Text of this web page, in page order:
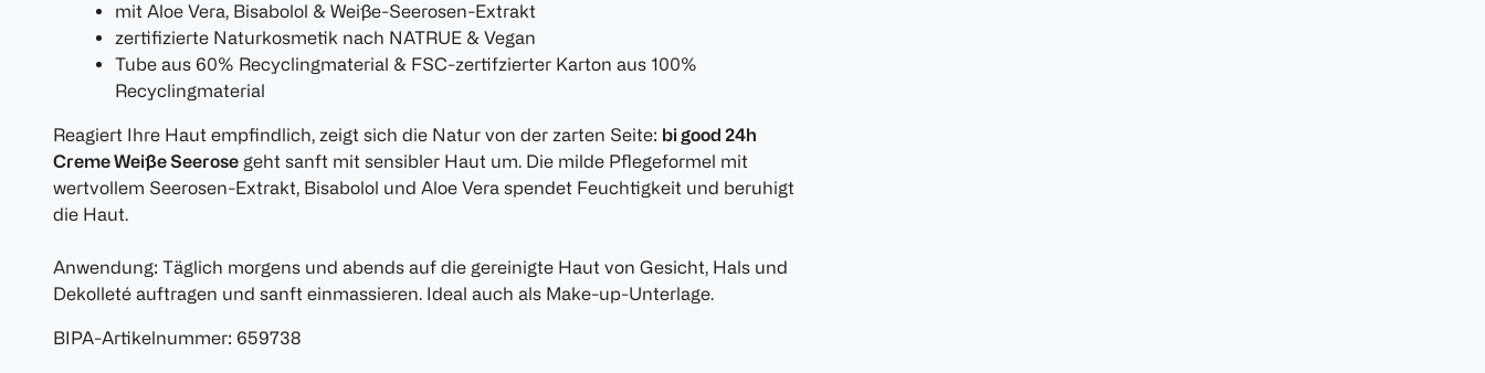
mit Aloe Vera, Bisabolol & Weiße-Seerosen-Extrakt
zertifizierte Naturkosmetik nach NATRUE & Vegan
Tube aus 60% Recyclingmaterial & FSC-zertifzierter Karton aus 100%
Recyclingmaterial
Reagiert Ihre Haut empfindlich, zeigt sich die Natur von der zarten Seite: bi good 24h
Creme Weiße Seerose geht sanft mit sensibler Haut um. Die milde Pflegeformel mit
wertvollem Seerosen-Extrakt, Bisabolol und Aloe Vera spendet Feuchtigkeit und beruhigt
die Haut.
Anwendung: Täglich morgens und abends auf die gereinigte Haut von Gesicht, Hals und
Dekolleté auftragen und sanft einmassieren. Ideal auch als Make-up-Unterlage.
BIPA-Artikelnummer: 659738